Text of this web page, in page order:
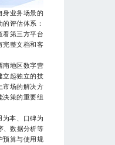
业务场景的
评估体系：
看第三方平台
完整文档和客
地区数字营
立起独立的技
市场的解决方
决策的重要组
为本、口碑为
、数据分析等
预算与使用规